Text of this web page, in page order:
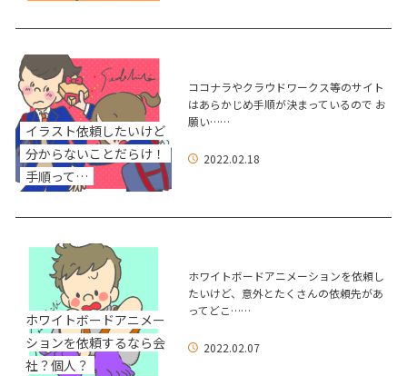
イラスト依頼したいけど
分からないことだらけ！
手順って…
ココナラやクラウドワークス等のサイト
はあらかじめ手順が決まっているので お
願い……
2022.02.18
ホワイトボードアニメー
ションを依頼するなら会
社？個人？
ホワイトボードアニメーションを依頼し
たいけど、意外とたくさんの依頼先があ
ってどこ……
2022.02.07